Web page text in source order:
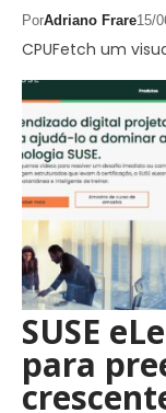
PorAdriano Frare15/
CPUFetch um
SUSE
para